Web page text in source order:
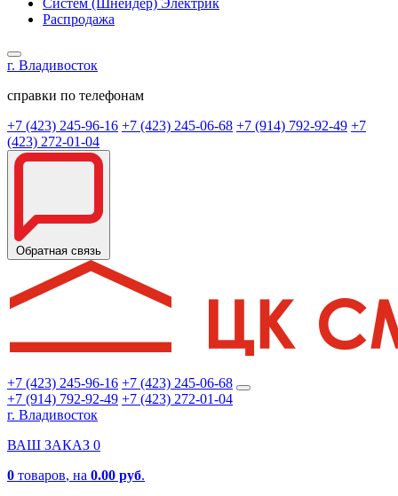
Распродажа
г. Владивосток
справки по телефонам
+7 (423) 245-96-16 +7 (423) 245-06-68 +7 (914) 792-92-49 +7
(423) 272-01-04
Обратная связь
+7 (423) 245-96-16 +7 (423) 245-06-68
+7 (914) 792-92-49 +7 (423) 272-01-04
г. Владивосток
ВАШ ЗАКАЗ 0
0 товаров, на 0.00 руб.